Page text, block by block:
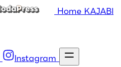
Home KAJABI
Instagram